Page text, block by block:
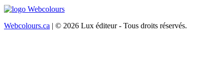
Webcolours.ca | © 2026 Lux éditeur - Tous droits réservés.